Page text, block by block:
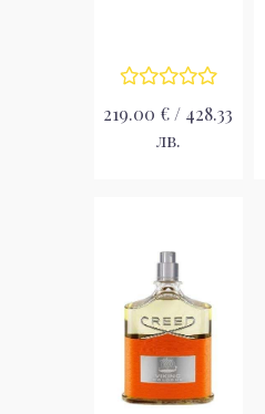
EDP
219.00 € / 428.33
лв.